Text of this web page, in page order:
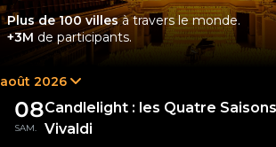
Plus de 100 villesà travers le monde.
+3M de participants.
août 2026
08
SAM.
Candlelight : les Quatre
Vivaldi